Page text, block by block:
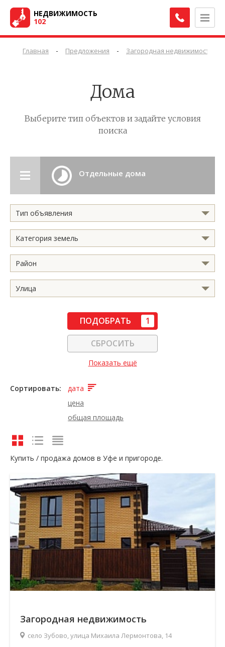
НЕДВИЖИМОСТЬ
102
Главная - Предложения - Загородная недвижимость
Дома
Выберите тип объектов и задайте условия
поиска
Отдельные дома
Тип объявления
Категория земель
Район
Улица
ПОДОБРАТЬ 1
СБРОСИТЬ
Показать ещё
Сортировать:
дата
цена
общая площадь
Купить / продажа домов в Уфе и пригороде.
Загородная недвижимость
село Зубово, улица Михаила Лермонтова, 14